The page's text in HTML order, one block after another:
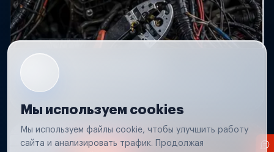
Короткое замыкание
Обнаружим место замыкания, восстановим
Мы используем cookies
Мы используем файлы cookie, чтобы улучшить работу
сайта и анализировать трафик. Продолжая